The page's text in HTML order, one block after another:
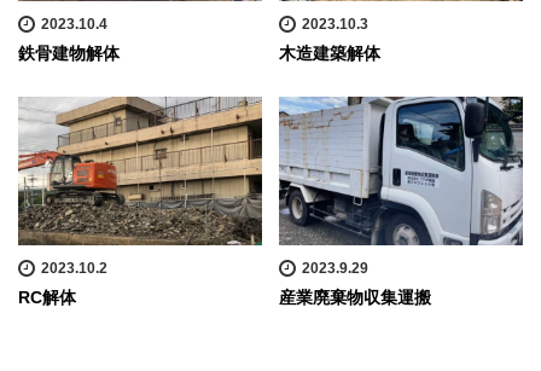
2023.10.4
鉄骨建物解体
2023.10.3
木造建築解体
2023.10.2
RC解体
2023.9.29
産業廃棄物収集運搬